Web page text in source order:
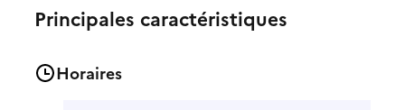
Principales caractéristiques
Horaires